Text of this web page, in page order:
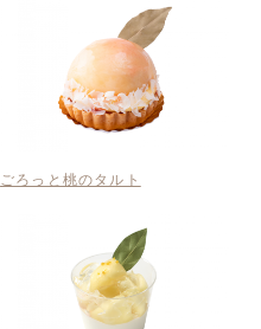
ごろっと桃のタルト